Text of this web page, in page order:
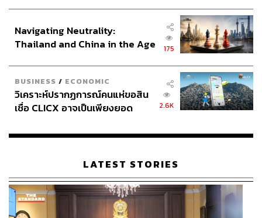
Navigating Neutrality:
Thailand and China in the Age
175
BUSINESS / ECONOMIC
วิเคราะห์ปรากฏการณ์คนแห่ขอสิน
เชื่อ CLICX อาจเป็นเพียงยอด
เรือนไทยที่ถูกซุกไว้
2.6K
LATEST STORIES